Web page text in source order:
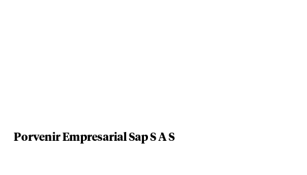
Porvenir Empresarial Sap S A S